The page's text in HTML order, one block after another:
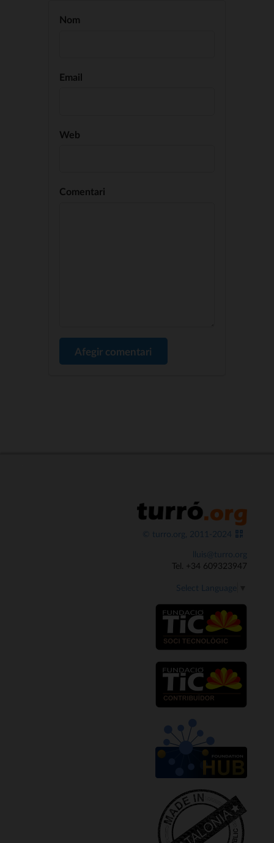
Nom
Email
Web
Comentari
Afegir comentari
© turro.org, 2011-2024
lluis@turro.org
Tel. +34 609323947
Select Language